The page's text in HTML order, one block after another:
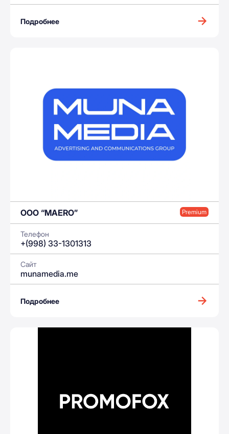
Подробнее
OOO “MAERO” Premium
Телефон
+(998) 33-1301313
Сайт
munamedia.me
Подробнее